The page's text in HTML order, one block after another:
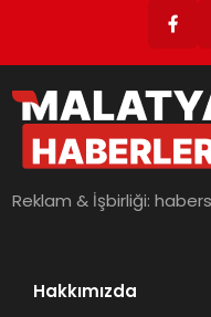
Reklam & İşbirliği:
Hakkımızda